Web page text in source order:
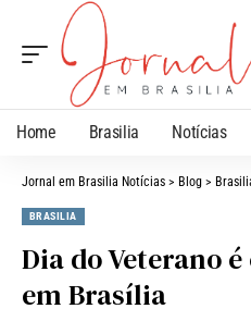
Home Brasilia Notícias
Jornal em Brasilia Notícias > Blog >
BRASILIA
Dia do Veterano
em Brasília